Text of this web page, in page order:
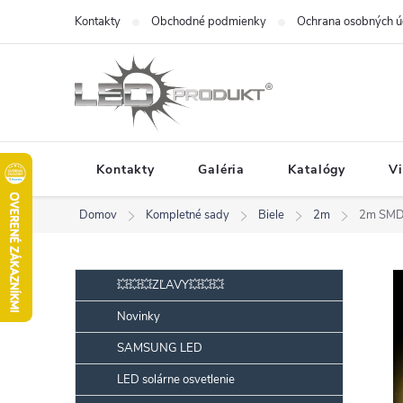
obsah
Kontakty Obchodné podmienky Ochrana osobných
Kontakty Galéria Katalógy
Domov Kompletné sady Biele 2m 2m
o
č
n
Preskočiť
kategórie💥💥💥ZĽAVY💥💥💥
Novinky
SAMSUNG LED
LED solárne osvetlenie